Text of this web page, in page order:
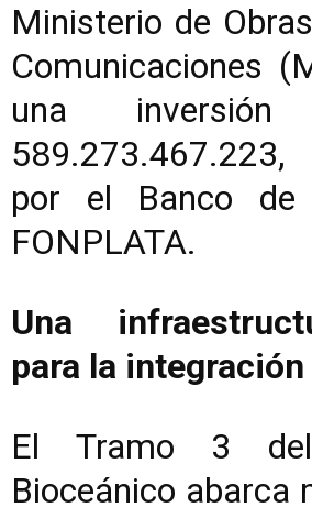
Ministerio de
Comunicaciones
una
por el Banco de
FONPLATA.
Una
para la
El Tramo 3 del
Bioceánico abarca